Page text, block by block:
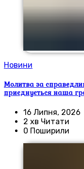
Новини
Молитва за
приєднується наша
16 Липня, 2026
2 хв Читати
0 Поширили